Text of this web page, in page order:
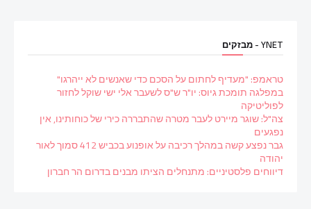
YNET - מבזקים
טראמפ: "מעדיף לחתום על הסכם כדי שאנשים לא ייהרגו"
במפלגה תומכת גיוס: יו"ר ש"ס לשעבר אלי ישי שוקל לחזור
לפוליטיקה
צה"ל: שוגר מיירט לעבר מטרה שהתבררה כירי של כוחותינו, אין
נפגעים
גבר נפצע קשה במהלך רכיבה על אופנוע בכביש 412 סמוך לאור
יהודה
דיווחים פלסטיניים: מתנחלים הציתו מבנים בדרום הר חברון